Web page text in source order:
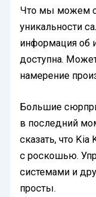
Что мы можем
уникальности
информация об
доступна.
намерение
Большие
в последний
сказать, что Kia
с роскошью.
системами и
просты.